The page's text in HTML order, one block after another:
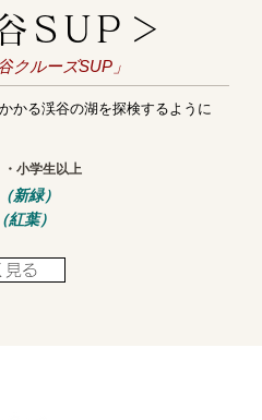
SUP＞
クルーズSUP」
かる渓谷の湖を探検するように
・小学生以上
新緑）
紅葉）
見る